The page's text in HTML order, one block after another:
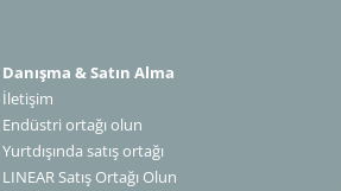
Danışma & Satın Alma
İletişim
Endüstri ortağı olun
Yurtdışında satış ortağı
LINEAR Satış Ortağı Olun​​​​​​​